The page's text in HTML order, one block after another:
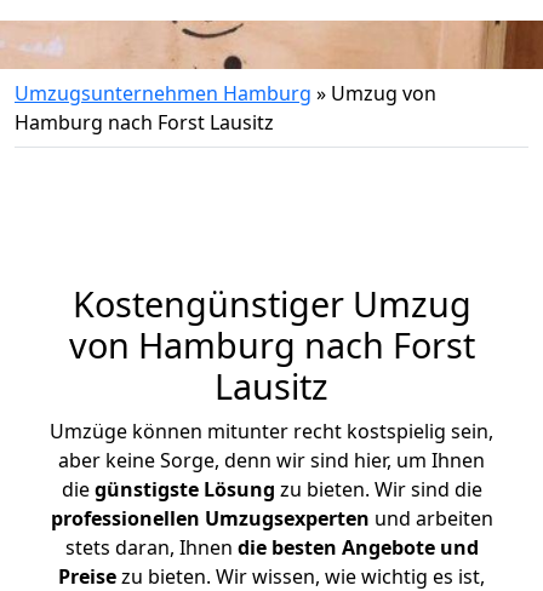
Umzugsunternehmen Hamburg » Umzug von
Hamburg nach Forst Lausitz
Kostengünstiger Umzug
von Hamburg nach Forst
Lausitz
Umzüge können mitunter recht kostspielig sein,
aber keine Sorge, denn wir sind hier, um Ihnen
diegünstigste Lösung zu bieten. Wir sind die
professionellen Umzugsexperten und arbeiten
stets daran, Ihnen die besten Angebote und
Preisezu bieten. Wir wissen, wie wichtig es ist,